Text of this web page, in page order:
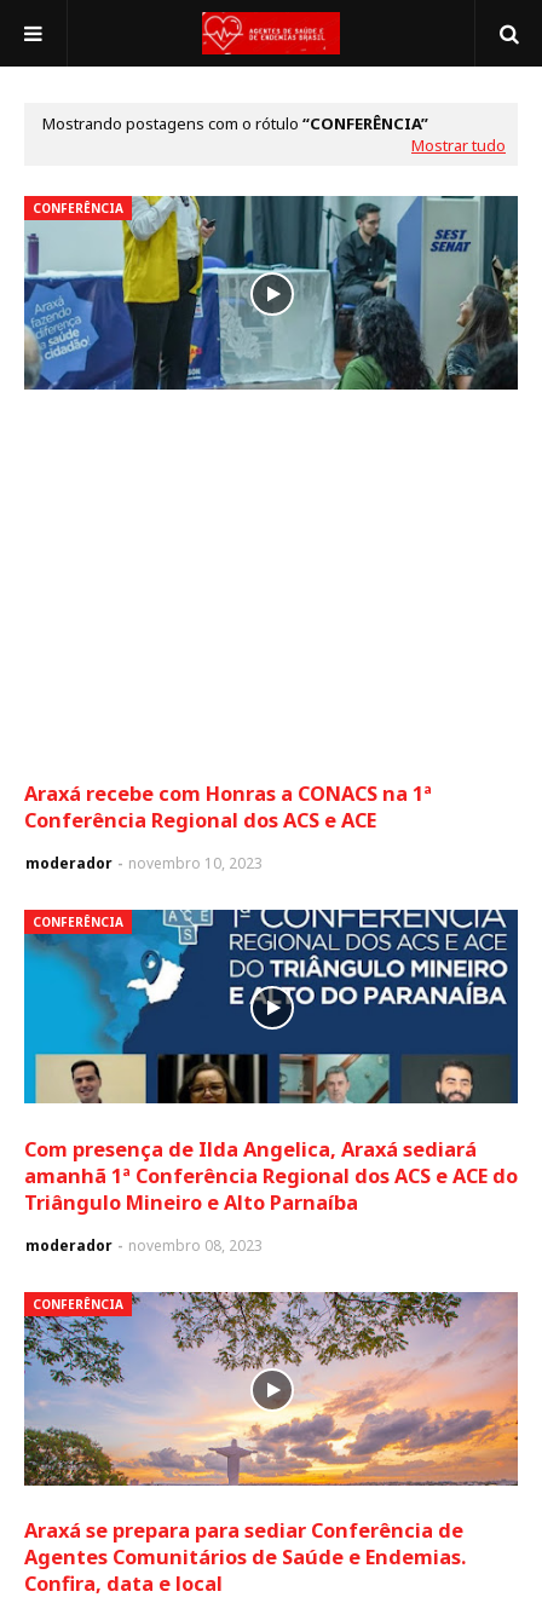
Mostrando postagens com o rótulo
CONFERÊNCIA
Mostrar tudo
CONFERÊNCIA
Araxá recebe com Honras a CONACS na 1ª
Conferência Regional dos ACS e ACE
moderador novembro 10, 2023
CONFERÊNCIA
Com presença de Ilda Angelica, Araxá sediará
amanhã 1ª Conferência Regional dos ACS e ACE do
Triângulo Mineiro e Alto Parnaíba
moderador novembro 08, 2023
CONFERÊNCIA
Araxá se prepara para sediar Conferência de
Agentes Comunitários de Saúde e Endemias.
Confira, data e local